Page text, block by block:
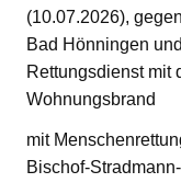
(10.07.2026),
Bad Hönningen
Rettungsdienst mit
Wohnungsbrand
mit
Bischof-